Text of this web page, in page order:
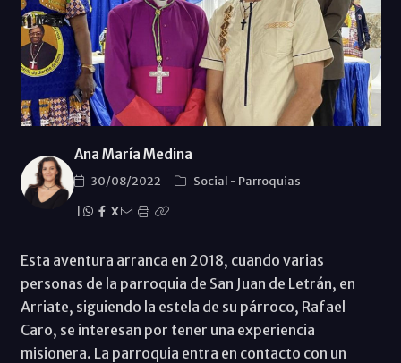
Ana María Medina
30/08/2022 Social - Parroquias
X
Esta aventura arranca en 2018, cuando varias
personas de la parroquia de San Juan de Letrán, en
Arriate, siguiendo la estela de su párroco, Rafael
Caro, se interesan por tener una experiencia
misionera. La parroquia entra en contacto con un